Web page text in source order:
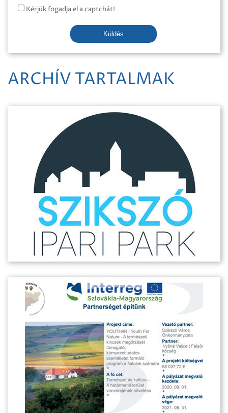
Kérjük fogadja el a captchát!
Küldés
ARCHÍV TARTALMAK